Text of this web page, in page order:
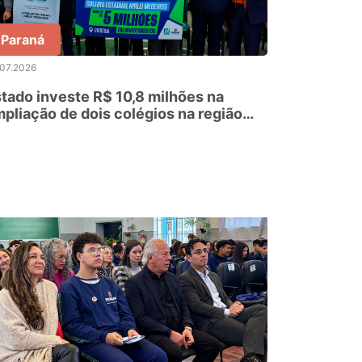
Paraná
investe R$ 10,8 milhões na
de dois colégios na região